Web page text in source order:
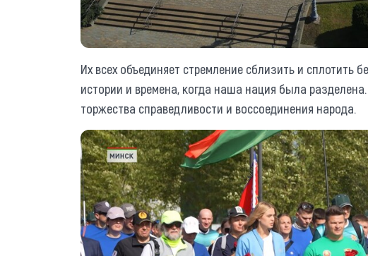
Их всех объединяет стремление сблизить и сплотить
истории и времена, когда наша нация была
торжества справедливости и воссоединения народа.